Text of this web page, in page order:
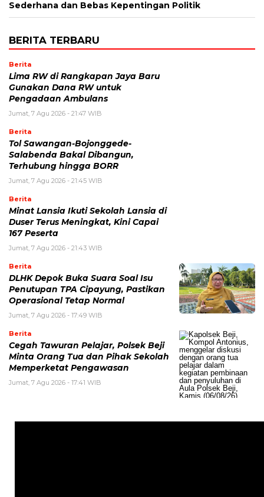
Sederhana dan Bebas Kepentingan Politik
BERITA TERBARU
Berita
Lima RW di Rangkapan Jaya Baru
Gunakan Dana RW untuk
Pengadaan Ambulans
Jumat, 7 Agu 2026 - 21:47 WIB
Berita
Tol Sawangan-Bojonggede-
Salabenda Bakal Dibangun,
Terhubung hingga BORR
Jumat, 7 Agu 2026 - 21:45 WIB
Berita
Minat Lansia Ikuti Sekolah Lansia di
Duser Terus Meningkat, Kini Capai
167 Peserta
Jumat, 7 Agu 2026 - 21:43 WIB
Berita
DLHK Depok Buka Suara Soal Isu
Penutupan TPA Cipayung, Pastikan
Operasional Tetap Normal
Jumat, 7 Agu 2026 - 17:49 WIB
Berita
Cegah Tawuran Pelajar, Polsek Beji
Minta Orang Tua dan Pihak Sekolah
Memperketat Pengawasan
Jumat, 7 Agu 2026 - 17:41 WIB